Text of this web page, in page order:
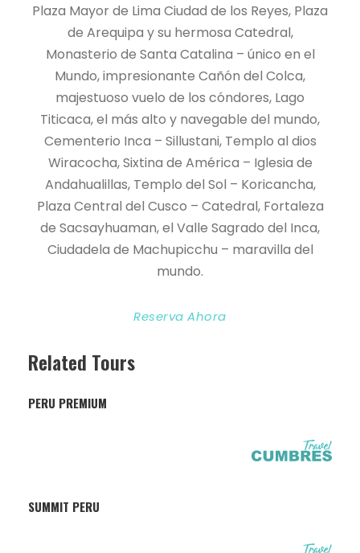
Plaza Mayor de Lima Ciudad de los Reyes, Plaza
de Arequipa y su hermosa Catedral,
Monasterio de Santa Catalina – único en el
Mundo, impresionante Cañón del Colca,
majestuoso vuelo de los cóndores, Lago
Titicaca, el más alto y navegable del mundo,
Cementerio Inca – Sillustani, Templo al dios
Wiracocha, Sixtina de América – Iglesia de
Andahualillas, Templo del Sol – Koricancha,
Plaza Central del Cusco – Catedral, Fortaleza
de Sacsayhuaman, el Valle Sagrado del Inca,
Ciudadela de Machupicchu – maravilla del
mundo.
Reserva Ahora
Related Tours
PERU PREMIUM
SUMMIT PERU